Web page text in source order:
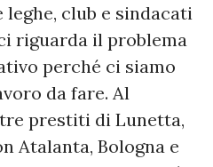
club e sindacati
riguarda il problema
perché ci siamo
da fare. Al
prestiti di Lunetta,
Atalanta, Bologna e